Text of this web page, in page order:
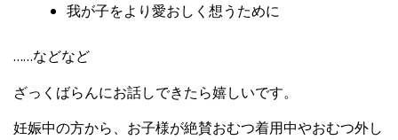
我が子をより愛おしく想うために
……などなど
ざっくばらんにお話しできたら嬉しいです。
妊娠中の方から、お子様が絶賛おむつ着用中やおむつ外し